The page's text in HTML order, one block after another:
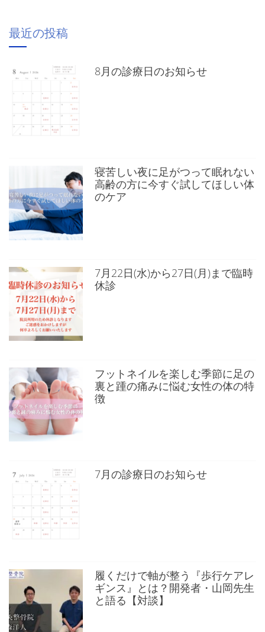
最近の投稿
8月の診療日のお知らせ
寝苦しい夜に足がつって眠れない
高齢の方に今すぐ試してほしい体
のケア
7月22日(水)から27日(月)まで臨時
休診
フットネイルを楽しむ季節に足の
裏と踵の痛みに悩む女性の体の特
徴
7月の診療日のお知らせ
履くだけで軸が整う『歩行ケアレ
ギンス』とは？開発者・山岡先生
と語る【対談】